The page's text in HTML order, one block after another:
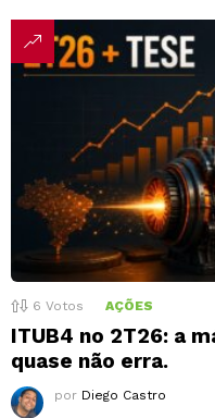
6 Votos AÇÕES
ITUB4 no 2T26: a
quase não erra.
por Diego Castro